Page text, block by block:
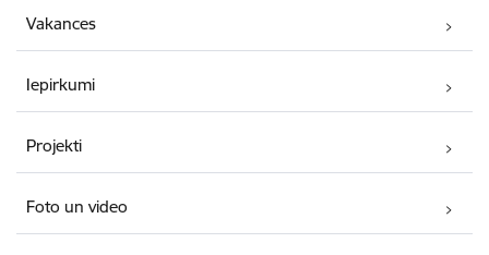
Vakances
Iepirkumi
Projekti
Foto un video